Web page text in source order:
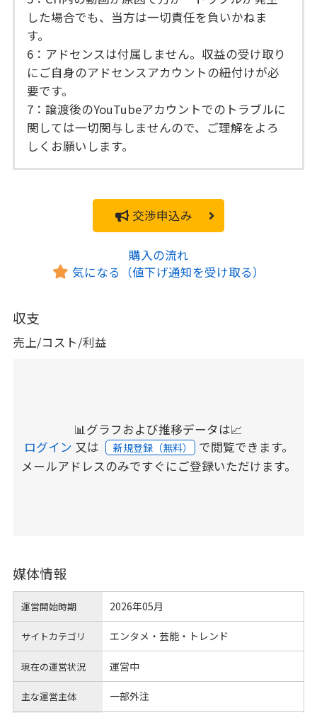
した場合でも、当方は一切責任を負いかねま
す。
6：アドセンスは付属しません。収益の受け取り
にご自身のアドセンスアカウントの紐付けが必
要です。
7：譲渡後のYouTubeアカウントでのトラブルに
関しては一切関与しませんので、ご理解をよろ
しくお願いします。
交渉申込み
購入の流れ
気になる（値下げ通知を受け取る）
収支
売上/コスト/利益
📊グラフおよび推移データは📈
ログイン 又は 新規登録（無料） で閲覧できます。
メールアドレスのみですぐにご登録いただけます。
媒体情報
運営開始時期 2026年05月
サイトカテゴリ エンタメ・芸能・トレンド
現在の運営状況 運営中
主な運営主体 一部外注